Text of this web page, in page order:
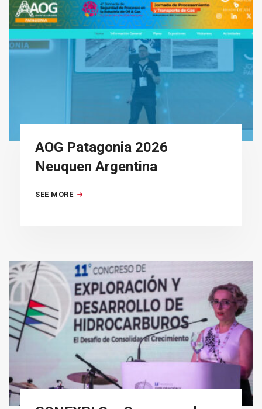
AOG Patagonia 2026
Neuquen Argentina
SEE MORE